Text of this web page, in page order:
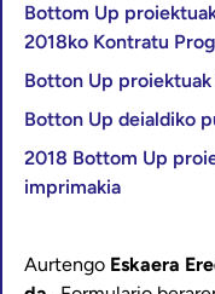
Bottom Up
2018ko Kontratu
Botton Up
Botton Up deialdiko
2018 Bottom Up
imprimakia
Aurtengo Eskaera